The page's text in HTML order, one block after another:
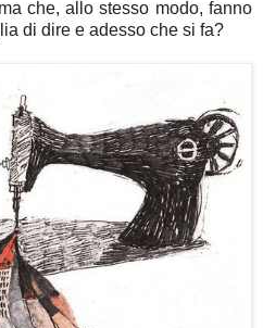
che, allo stesso modo, fanno
di dire e adesso che si fa?